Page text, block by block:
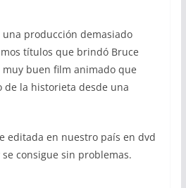
una producción demasiado
títulos que brindó Bruce
buen film animado que
de la historieta desde una
editada en nuestro país en dvd
consigue sin problemas.